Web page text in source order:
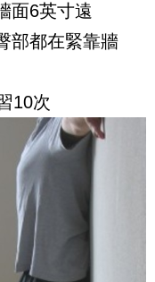
面6英寸遠
部都在緊靠牆
10次